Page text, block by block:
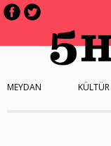
MEYDAN KÜLTÜR